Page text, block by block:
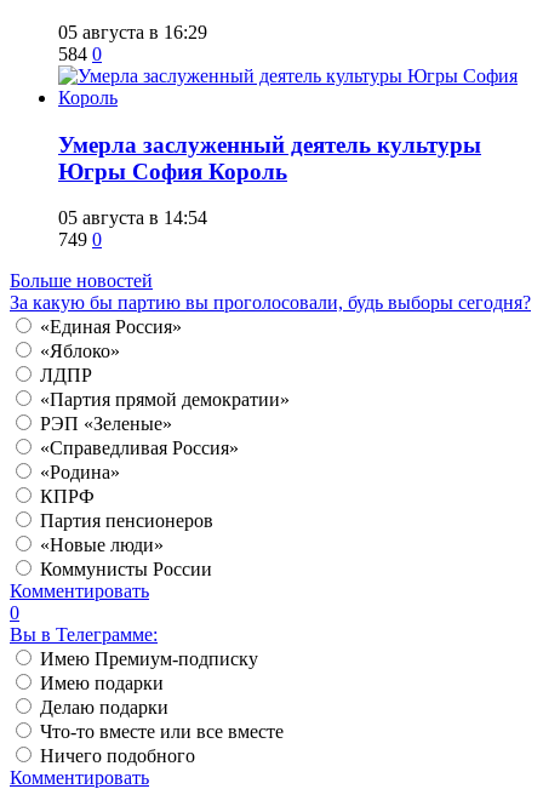
05 августа в 16:29
584 0
​Умерла заслуженный деятель культуры
Югры София Король
05 августа в 14:54
749 0
Больше новостей
За какую бы партию вы проголосовали, будь выборы сегодня?
«Единая Россия»
«Яблоко»
ЛДПР
«Партия прямой демократии»
РЭП «Зеленые»
«Справедливая Россия»
«Родина»
КПРФ
Партия пенсионеров
«Новые люди»
Коммунисты России
Комментировать
0
Вы в Телеграмме:
Имею Премиум-подписку
Имею подарки
Делаю подарки
Что-то вместе или все вместе
Ничего подобного
Комментировать